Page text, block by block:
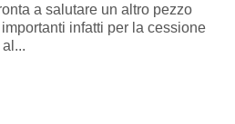
a salutare un altro pezzo
infatti per la cessione